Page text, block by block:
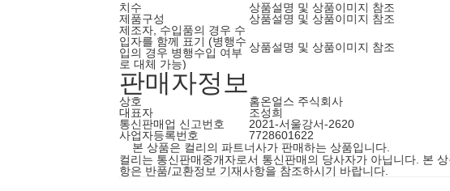
치수
상품설명 및 상품이미지 참조
제품구성
상품설명 및 상품이미지 참조
제조자, 수입품의 경우 수
입자를 함께 표기 (병행수
입의 경우 병행수입 여부
로 대체 가능)
상품설명 및 상품이미지 참조
판매자정보
상호 홈온얼스 주식회사
대표자
조성희
통신판매업 신고번호
2021-서울강서-2620
사업자등록번호
7728601622
본 상품은 컬리의 파트너사가 판매하는 상품입니다.
컬리는 통신판매중개자로서 통신판매의 당사자가 아닙니다. 본
항은 반품/교환정보 기재사항을 참조하시기 바랍니다.